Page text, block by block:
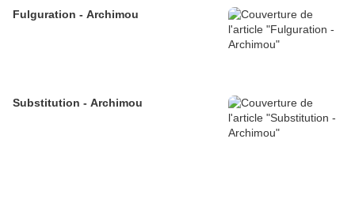
Fulguration - Archimou
Substitution - Archimou